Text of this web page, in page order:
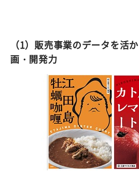
（1）販売事業のデータを活
画・開発力